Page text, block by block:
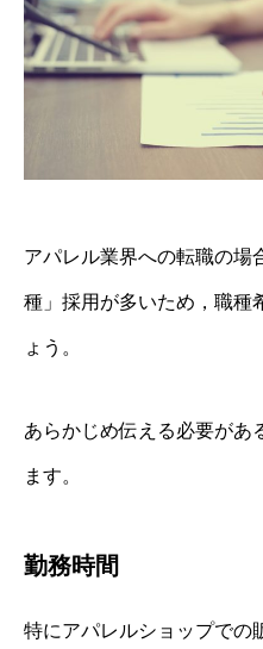
アパレル業界への転職の場
種」採用が多いため，職種
ょう。
あらかじめ伝える必要があ
ます。
勤務時間
特にアパレルショップでの